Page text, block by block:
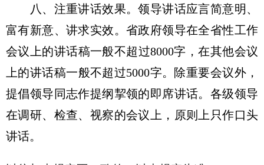
八、注重讲话效果。领导讲话应言简意明、
富有新意、讲求实效。省政府领导在全省性工作
会议上的讲话稿一般不超过8000字，在其他会议
上的讲话稿一般不超过5000字。除重要会议外，
提倡领导同志作提纲挈领的即席讲话。各级领导
在调研、检查、视察的会议上，原则上只作口头
讲话。